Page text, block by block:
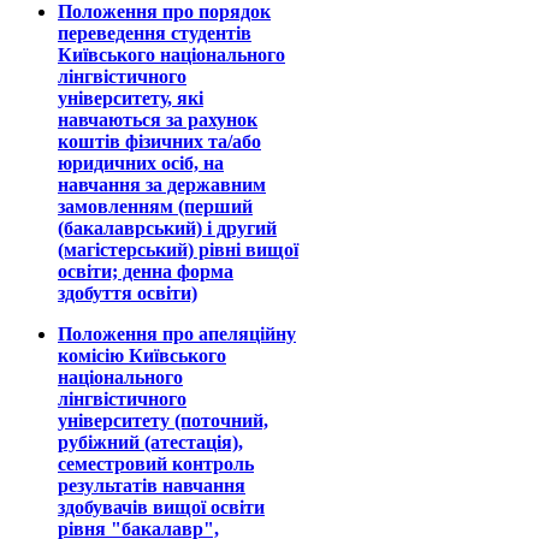
Положення про порядок
переведення студентів
Київського національного
лінгвістичного
університету, які
навчаються за рахунок
коштів фізичних та/або
юридичних осіб, на
навчання за державним
замовленням (перший
(бакалаврський) і другий
(магістерський) рівні вищої
освіти; денна форма
здобуття освіти)
Положення про апеляційну
комісію Київського
національного
лінгвістичного
університету (поточний,
рубіжний (атестація),
семестровий контроль
результатів навчання
здобувачів вищої освіти
рівня "бакалавр",